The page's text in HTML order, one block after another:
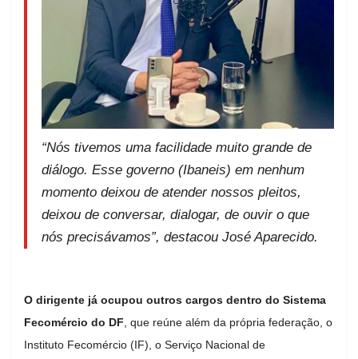
“Nós tivemos uma facilidade muito grande de
diálogo. Esse governo (Ibaneis) em nenhum
momento deixou de atender nossos pleitos,
deixou de conversar, dialogar, de ouvir o que
nós precisávamos”, destacou José Aparecido.
O dirigente já ocupou outros cargos dentro do Sistema
Fecomércio do DF , que reúne além da própria federação, o
Instituto Fecomércio (IF), o Serviço Nacional de